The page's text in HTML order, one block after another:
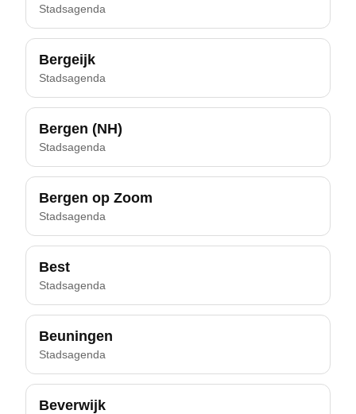
Stadsagenda
Bergeijk
Stadsagenda
Bergen (NH)
Stadsagenda
Bergen op Zoom
Stadsagenda
Best
Stadsagenda
Beuningen
Stadsagenda
Beverwijk